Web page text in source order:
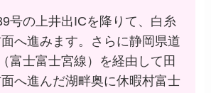
号の上井出ICを降りて、白糸
へ進みます。さらに静岡県道
富士富士宮線）を経由して田
へ進んだ湖畔奥に休暇村富士